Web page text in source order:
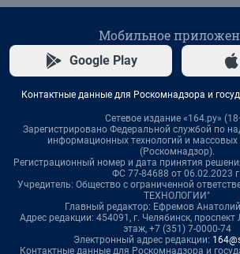
Мобильное
Google Play
Контактные данные для Роскомнадзора и
Сетевое издание «164.ру»
Зарегистрировано Федеральной службой по
информационных технологий и
(Роскомнадзор).
Регистрационный номер и дата принятия
ФС 77-84688 от 06.02.2023 г.
Учредитель: Общество с ограниченной
ТЕХНОЛОГИИ"
Главный редактор: Ефремов
Адрес редакции: 454091, г. Челябинск, проспект
этаж, +7 (351) 7-0000-74
Электронный адрес редакции:
Контактные данные для Роскомнадзора и